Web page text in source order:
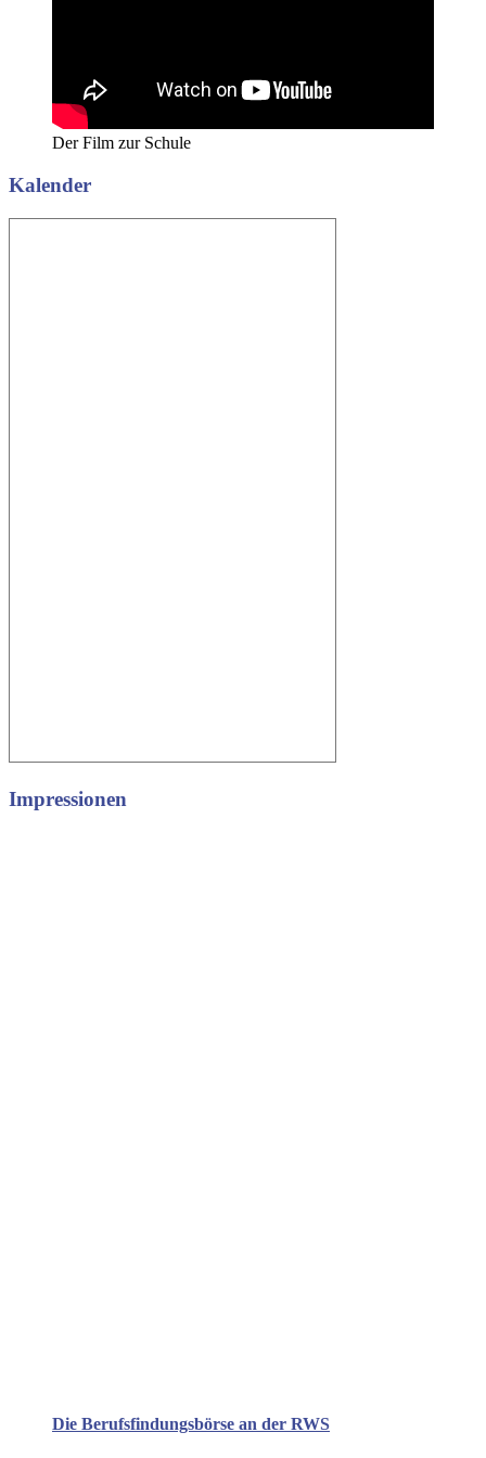
Der Film zur Schule
Kalender
Impressionen
Die Berufsfindungsbörse an der RWS